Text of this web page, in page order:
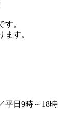
。
す。
平日9時～18時